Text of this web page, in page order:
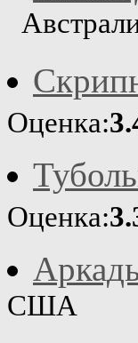
Оценка:
Оценка:
США